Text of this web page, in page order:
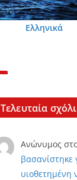
Ελληνικά
Τελευταία
Ανώνυμος
βασανίστηκε
υιοθετημένη